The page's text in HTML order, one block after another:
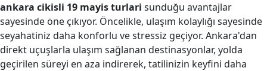
ankara cikisli 19 mayis turlari sunduğu avantajlar
sayesinde öne çıkıyor. Öncelikle, ulaşım kolaylığı sayesinde
seyahatiniz daha konforlu ve stressiz geçiyor. Ankara'dan
direkt uçuşlarla ulaşım sağlanan destinasyonlar, yolda
geçirilen süreyi en aza indirerek, tatilinizin keyfini daha